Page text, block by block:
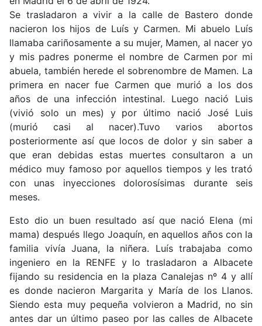
Se trasladaron a vivir a la calle de Bastero donde
nacieron los hijos de Luís y Carmen. Mi abuelo Luís
llamaba cariñosamente a su mujer, Mamen, al nacer yo
y mis padres ponerme el nombre de Carmen por mi
abuela, también herede el sobrenombre de Mamen. La
primera en nacer fue Carmen que murió a los dos
años de una infección intestinal. Luego nació Luis
(vivió solo un mes) y por último nació José Luis
(murió casi al nacer).Tuvo varios abortos
posteriormente así que locos de dolor y sin saber a
que eran debidas estas muertes consultaron a un
médico muy famoso por aquellos tiempos y les trató
con unas inyecciones dolorosísimas durante seis
meses.
Esto dio un buen resultado así que nació Elena (mi
mama) después llego Joaquín, en aquellos años con la
familia vivía Juana, la niñera. Luís trabajaba como
ingeniero en la RENFE y lo trasladaron a Albacete
fijando su residencia en la plaza Canalejas nº 4 y allí
es donde nacieron Margarita y María de los Llanos.
Siendo esta muy pequeña volvieron a Madrid, no sin
antes dar un último paseo por las calles de Albacete